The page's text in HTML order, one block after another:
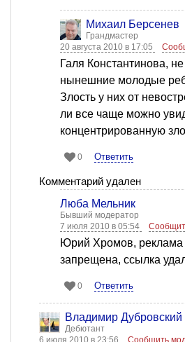
Михаил Берсенев
Грандмастер
20 августа 2010 в 17:05
Галя Константинова,
нынешние молодые
Злость у них от
ли все чаще можно
концентрированную
0 Ответить
Комментарий удален
Люба Мельник
Бывший модератор
7 июля 2010 в 05:54
Юрий Хромов, реклама
запрещена, ссылка
0 Ответить
Владимир Дубровский
Дебютант
6 июля 2010 в 23:56
Сообщить